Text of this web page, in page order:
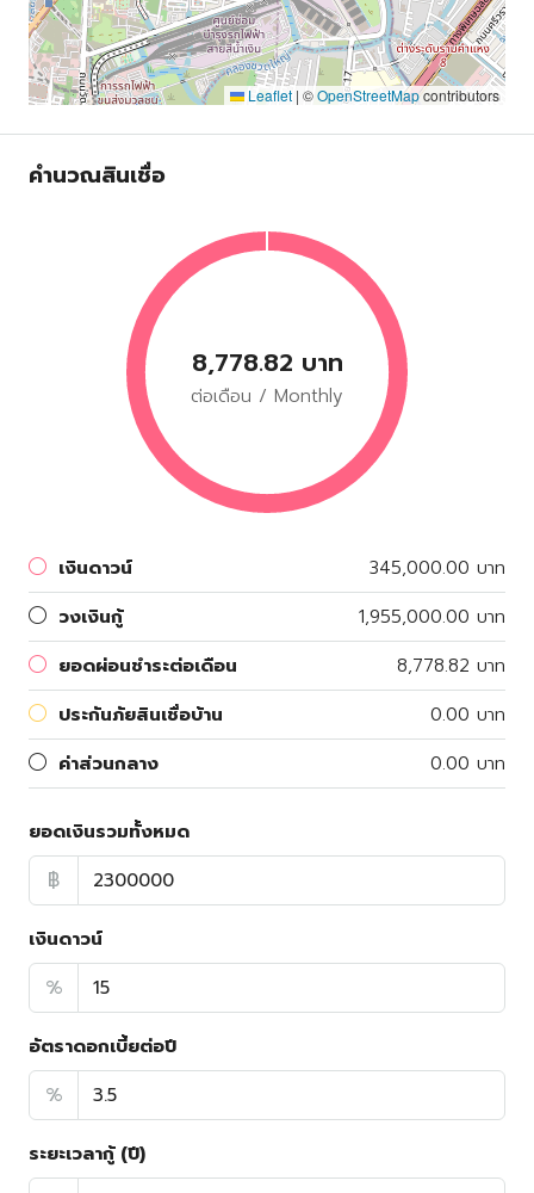
Leaflet | ©OpenStreetMapcontributors
คำนวณสินเชื่อ
8,778.82 บาท
ต่อเดือน / Monthly
เงินดาวน์
345,000.00 บาท
วงเงินกู้
1,955,000.00 บาท
ยอดผ่อนชำระต่อเดือน
8,778.82 บาท
ประกันภัยสินเชื่อบ้าน
0.00 บาท
ค่าส่วนกลาง
0.00 บาท
ยอดเงินรวมทั้งหมด
฿
เงินดาวน์
%
อัตราดอกเบี้ยต่อปี
%
ระยะเวลากู้ (ปี)